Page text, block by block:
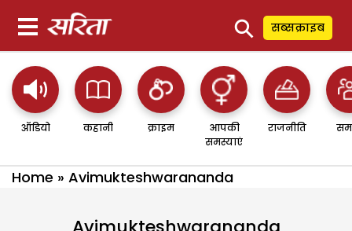
⚲ सब्सक्राइब
ऑडियो कहानी क्राइम
आपकी
समस्याएं
राजनीति
Home » Avimukteshwarananda